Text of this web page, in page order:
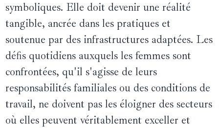
symboliques. Elle doit devenir une réalité
tangible, ancrée dans les pratiques et
soutenue par des infrastructures adaptées. Les
défis quotidiens auxquels les femmes sont
confrontées, qu'il s'agisse de leurs
responsabilités familiales ou des conditions de
travail, ne doivent pas les éloigner des secteurs
où elles peuvent véritablement exceller et